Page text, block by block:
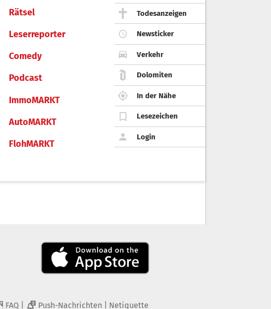
Rätsel
Leserreporter
Comedy
Podcast
ImmoMARKT
AutoMARKT
FlohMARKT
Todesanzeigen
Newsticker
Verkehr
Dolomiten
In der Nähe
Lesezeichen
Login
FAQ 2 Push-Nachrichten Netiquette